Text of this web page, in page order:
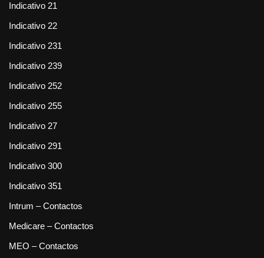
Indicativo 21
Indicativo 22
Indicativo 231
Indicativo 239
Indicativo 252
Indicativo 255
Indicativo 27
Indicativo 291
Indicativo 300
Indicativo 351
Intrum – Contactos
Medicare – Contactos
MEO – Contactos